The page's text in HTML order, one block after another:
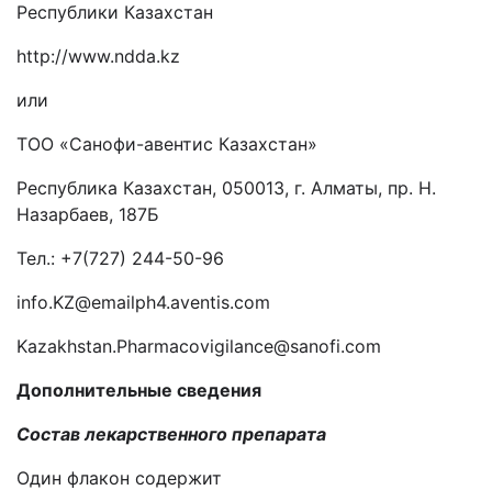
Республики Казахстан
http://www.ndda.kz
или
ТОО «Санофи-авентис Казахстан»
Республика Казахстан, 050013, г. Алматы, пр. Н.
Назарбаев, 187Б
Тел.: +7(727) 244-50-96
info.KZ@emailph4.aventis.com
Kazakhstan.Pharmacovigilance@sanofi.com
Дополнительные сведения
Состав лекарственного препарата
Один флакон содержит